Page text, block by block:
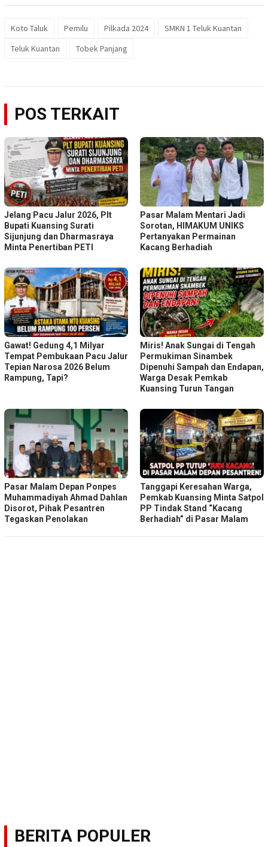
Koto Taluk Pemilu Pilkada 2024
SMKN 1 Teluk Kuantan
Teluk Kuantan
Tobek Panjang
POS TERKAIT
Jelang Pacu Jalur 2026, Plt
Bupati Kuansing Surati
Sijunjung dan Dharmasraya
Minta Penertiban PETI
Pasar Malam Mentari Jadi
Sorotan, HIMAKUM UNIKS
Pertanyakan Permainan
Kacang Berhadiah
Gawat! Gedung 4,1 Milyar
Tempat Pembukaan Pacu Jalur
Tepian Narosa 2026 Belum
Rampung, Tapi?
Miris! Anak Sungai di Tengah
Permukiman Sinambek
Dipenuhi Sampah dan Endapan,
Warga Desak Pemkab
Kuansing Turun Tangan
Pasar Malam Depan Ponpes
Muhammadiyah Ahmad Dahlan
Disorot, Pihak Pesantren
Tegaskan Penolakan
Tanggapi Keresahan Warga,
Pemkab Kuansing Minta Satpol
PP Tindak Stand “Kacang
Berhadiah” di Pasar Malam
BERITA POPULER